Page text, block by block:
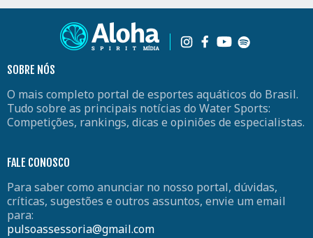
SOBRE NÓS
O mais completo portal de esportes aquáticos do Brasil.
Tudo sobre as principais notícias do Water Sports:
Competições, rankings, dicas e opiniões de especialistas.
FALE CONOSCO
Para saber como anunciar no nosso portal, dúvidas,
críticas, sugestões e outros assuntos, envie um email
para:
pulsoassessoria@gmail.com